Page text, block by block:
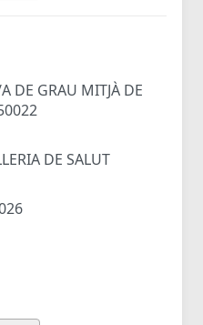
DE GRAU MITJÀ DE
DE SALUT